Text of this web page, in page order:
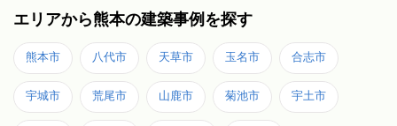
エリアから熊本の建築事例を探す
熊本市 八代市 天草市 玉名市 合志市
宇城市 荒尾市 山鹿市 菊池市 宇土市